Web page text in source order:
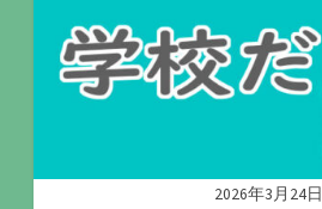
2026年3月24日